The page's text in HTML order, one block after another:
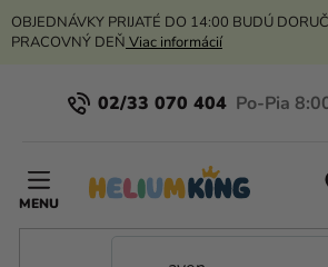
Prejsť
na
OBJEDNÁVKY PRIJATÉ DO 14:00 BUDÚ
PRACOVNÝ DEŇ Viac informácií
02/33 070 404